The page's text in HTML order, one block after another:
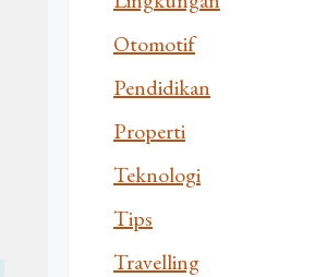
Otomotif
Pendidikan
Properti
Teknologi
Tips
Travelling